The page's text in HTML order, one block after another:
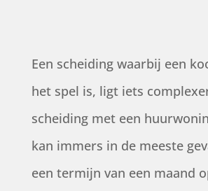
Een scheiding waarbij een
het spel is, ligt iets
scheiding met een
kan immers in de meeste
een termijn van een maand